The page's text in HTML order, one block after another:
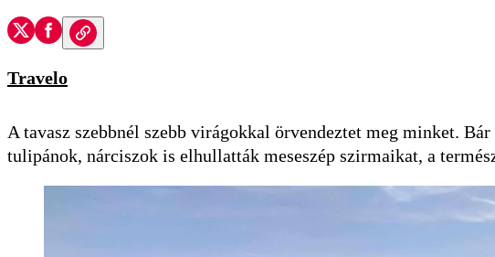
Travelo
A tavasz szebbnél szebb virágokkal örvendeztet meg minket.
tulipánok, nárciszok is elhullatták meseszép szirmaikat, a